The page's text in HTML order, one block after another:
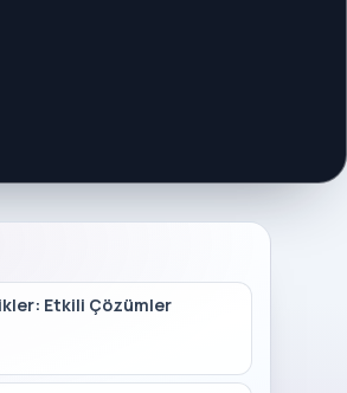
Etkili Çözümler